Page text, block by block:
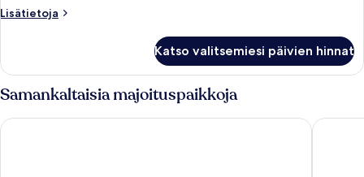
Lisätietoja
Lisätietoja
Katso valitsemiesi päivien hinnat
Samankaltaisia majoituspaikkoja
B&B HOTEL Nice Aéroport Greet